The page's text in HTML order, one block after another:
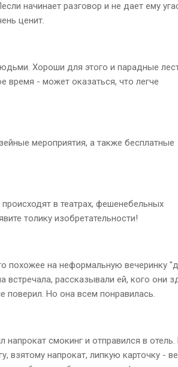
начинает разговор и не дает ему
ценит.
Хороши для этого и парадные
время - может оказаться, что легче
мероприятия, а также бесплатные
в театрах, фешенебельных
толику изобретательности!
похожее на неформальную вечеринку
рассказывали ей, кого они
поверил. Но она всем понравилась.
смокинг и отправился в отель.
взятому напрокат, липкую карточку -